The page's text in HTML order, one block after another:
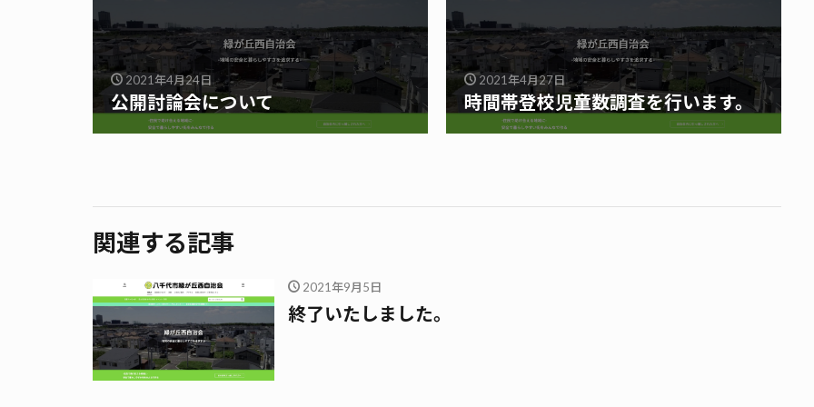
2021年4月24日
公開討論会について
2021年4月27日
時間帯登校児童数調査を行います。
関連する記事
2021年9月5日
終了いたしました。